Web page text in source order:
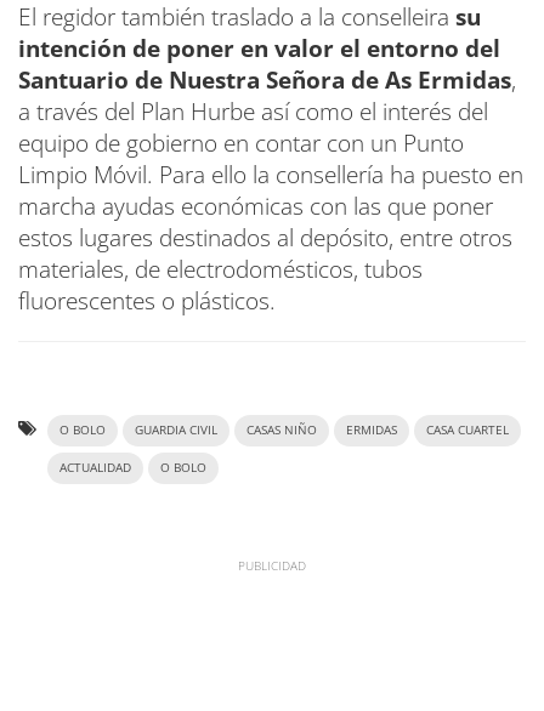
El regidor también traslado a la conselleira su
intención de poner en valor el entorno del
Santuario de Nuestra Señora de As Ermidas,
a través del Plan Hurbe así como el interés del
equipo de gobierno en contar con un Punto
Limpio Móvil. Para ello la consellería ha puesto en
marcha ayudas económicas con las que poner
estos lugares destinados al depósito, entre otros
materiales, de electrodomésticos, tubos
fluorescentes o plásticos.
O BOLO GUARDIA CIVIL CASAS NIÑO ERMIDAS CASA CUARTEL
ACTUALIDAD O BOLO